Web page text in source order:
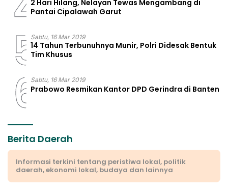
2 Hari Hilang, Nelayan Tewas Mengambang di
Pantai Cipalawah Garut
5Sabtu, 16 Mar 2019
14 Tahun Terbunuhnya Munir, Polri Didesak Bentuk
Tim Khusus
6Sabtu, 16 Mar 2019
Prabowo Resmikan Kantor DPD Gerindra di Banten
Berita Daerah
Informasi terkini tentang peristiwa lokal, politik
daerah, ekonomi lokal, budaya dan lainnya